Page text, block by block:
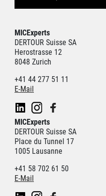
MICExperts
DERTOUR Suisse SA
Herostrasse 12
8048 Zurich
+41 44 277 51 11
E-Mail
MICExperts
DERTOUR Suisse SA
Place du Tunnel 17
1005 Lausanne
+41 58 702 61 50
E-Mail